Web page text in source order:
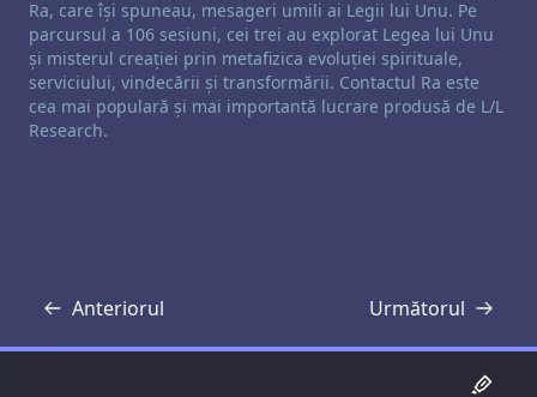
Ra, care își spuneau, mesageri umili ai Legii lui Unu. Pe
parcursul a 106 sesiuni, cei trei au explorat Legea lui Unu
și misterul creației prin metafizica evoluției spirituale,
serviciului, vindecării și transformării. Contactul Ra este
cea mai populară și mai importantă lucrare produsă de L/L
Research.
Anteriorul
Transcriere Următorul
Transcriere